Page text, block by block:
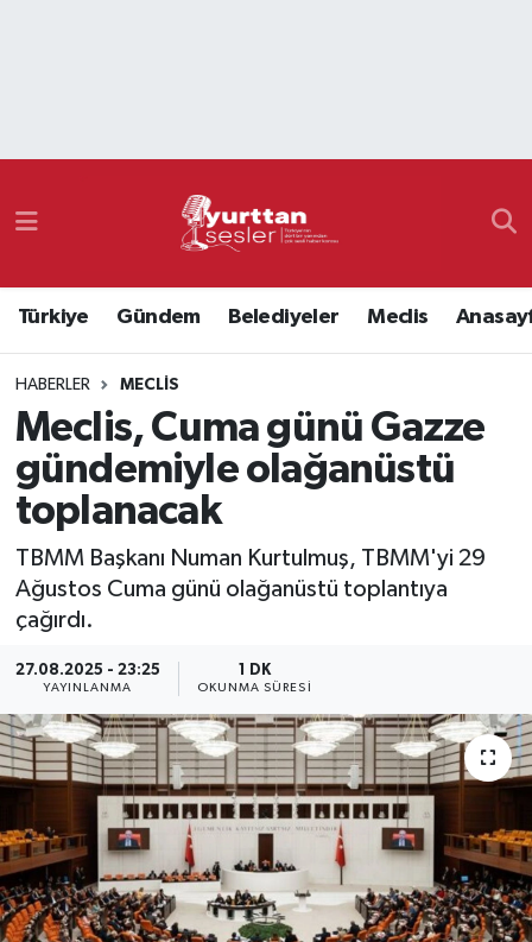
Türkiye Gündem Belediyeler Meclis
HABERLER MECLIS
Meclis, Cuma günü Gazze
gündemiyle olağanüstü
toplanacak
TBMM Başkanı Numan Kurtulmuş, TBMM'yi 29
Ağustos Cuma günü olağanüstü toplantıya
çağırdı.
27.08.2025 - 23:25
YAYINLANMA
1 DK
OKUNMA SÜRESI
Namaz Vakitleri
Süper Lig Puan Durumu ve Fikstür
Tüm Manşetler
Son Dakika Haberleri
Haber Arşivi